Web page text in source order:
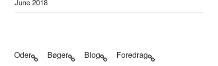
June 2018
Oder Bøger Blog
Foredrag